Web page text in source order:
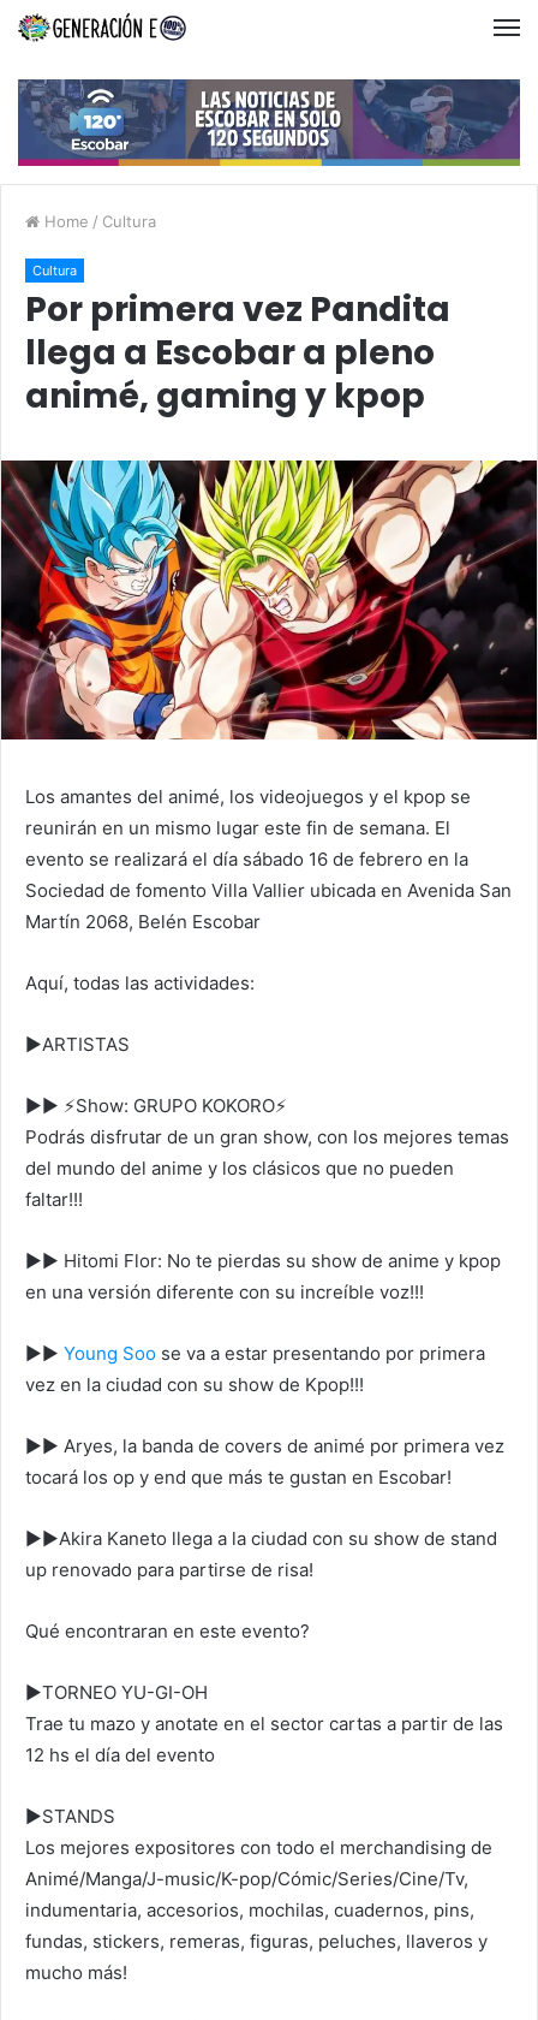
Home / Cultura
Cultura
Por primera vez Pandita
llega a Escobar a pleno
animé, gaming y kpop
Los amantes del animé, los videojuegos y el kpop se
reunirán en un mismo lugar este fin de semana. El
evento se realizará el día sábado 16 de febrero en la
Sociedad de fomento Villa Vallier ubicada en Avenida San
Martín 2068, Belén Escobar
Aquí, todas las actividades:
►ARTISTAS
►► ⚡Show: GRUPO KOKORO⚡
Podrás disfrutar de un gran show, con los mejores temas
del mundo del anime y los clásicos que no pueden
faltar!!!
►► Hitomi Flor: No te pierdas su show de anime y kpop
en una versión diferente con su increíble voz!!!
►► Young Soo se va a estar presentando por primera
vez en la ciudad con su show de Kpop!!!
►► Aryes, la banda de covers de animé por primera vez
tocará los op y end que más te gustan en Escobar!
►►Akira Kaneto llega a la ciudad con su show de stand
up renovado para partirse de risa!
Qué encontraran en este evento?
►TORNEO YU-GI-OH
Trae tu mazo y anotate en el sector cartas a partir de las
12 hs el día del evento
►STANDS
Los mejores expositores con todo el merchandising de
Animé/Manga/J-music/K-pop/Cómic/Series/Cine/Tv,
indumentaria, accesorios, mochilas, cuadernos, pins,
fundas, stickers, remeras, figuras, peluches, llaveros y
mucho más!